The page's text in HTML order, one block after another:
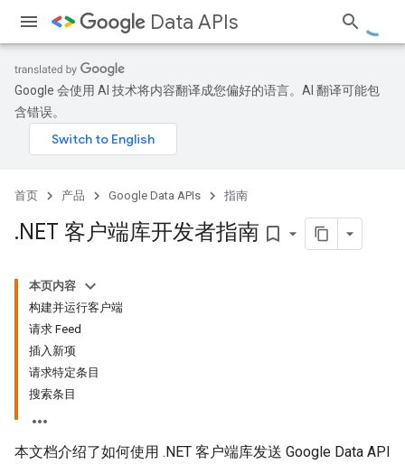
Data APIs
Google 会使用 AI 技术将内容翻译成您偏好的语言。AI 翻译可能包
含错误。
首页 产品 Google Data APIs 指南
.NET 客户端库开发者指南 bookmark_border
本页内容
构建并运行客户端
请求 Feed
插入新项
请求特定条目
搜索条目
本文档介绍了如何使用 .NET 客户端库发送 Google Data API